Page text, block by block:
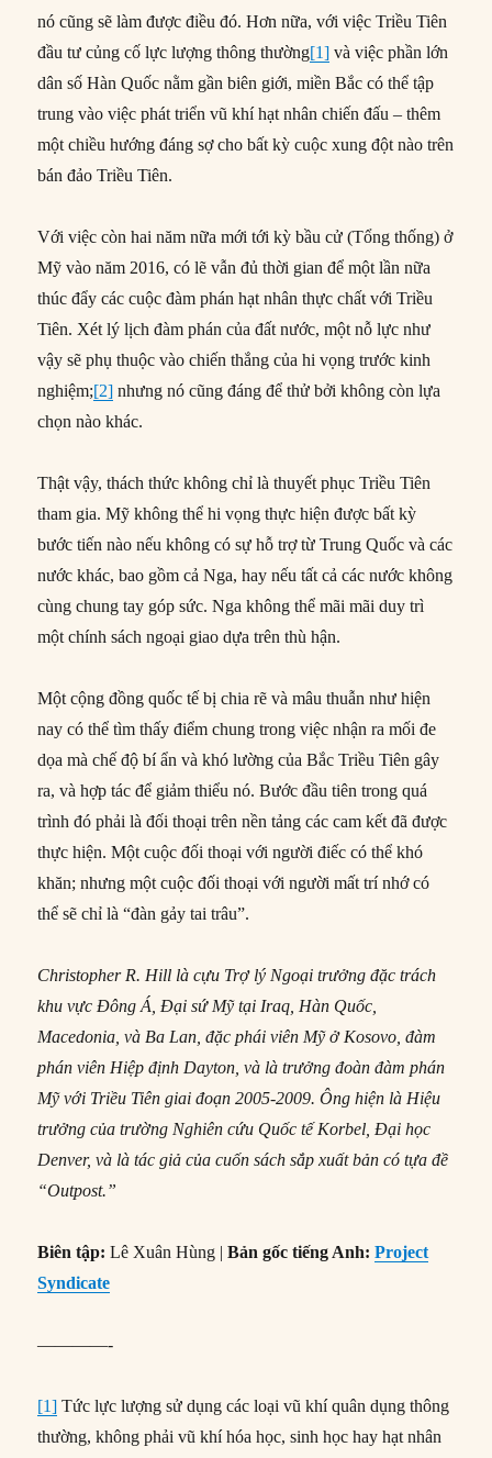
nó cũng sẽ làm được điều đó. Hơn nữa, với việc Triều Tiên
đầu tư củng cố lực lượng thông thường[1] và việc phần lớn
dân số Hàn Quốc nằm gần biên giới, miền Bắc có thể tập
trung vào việc phát triển vũ khí hạt nhân chiến đấu – thêm
một chiều hướng đáng sợ cho bất kỳ cuộc xung đột nào trên
bán đảo Triều Tiên.
Với việc còn hai năm nữa mới tới kỳ bầu cử (Tổng thống) ở
Mỹ vào năm 2016, có lẽ vẫn đủ thời gian để một lần nữa
thúc đẩy các cuộc đàm phán hạt nhân thực chất với Triều
Tiên. Xét lý lịch đàm phán của đất nước, một nỗ lực như
vậy sẽ phụ thuộc vào chiến thắng của hi vọng trước kinh
nghiệm;[2] nhưng nó cũng đáng để thử bởi không còn lựa
chọn nào khác.
Thật vậy, thách thức không chỉ là thuyết phục Triều Tiên
tham gia. Mỹ không thể hi vọng thực hiện được bất kỳ
bước tiến nào nếu không có sự hỗ trợ từ Trung Quốc và các
nước khác, bao gồm cả Nga, hay nếu tất cả các nước không
cùng chung tay góp sức. Nga không thể mãi mãi duy trì
một chính sách ngoại giao dựa trên thù hận.
Một cộng đồng quốc tế bị chia rẽ và mâu thuẫn như hiện
nay có thể tìm thấy điểm chung trong việc nhận ra mối đe
dọa mà chế độ bí ẩn và khó lường của Bắc Triều Tiên gây
ra, và hợp tác để giảm thiểu nó. Bước đầu tiên trong quá
trình đó phải là đối thoại trên nền tảng các cam kết đã được
thực hiện. Một cuộc đối thoại với người điếc có thể khó
khăn; nhưng một cuộc đối thoại với người mất trí nhớ có
thể sẽ chỉ là “đàn gảy tai trâu”.
Christopher R. Hill là cựu Trợ lý Ngoại trưởng đặc trách
khu vực Đông Á, Đại sứ Mỹ tại Iraq, Hàn Quốc,
Macedonia, và Ba Lan, đặc phái viên Mỹ ở Kosovo, đàm
phán viên Hiệp định Dayton, và là trưởng đoàn đàm phán
Mỹ với Triều Tiên giai đoạn 2005-2009. Ông hiện là Hiệu
trưởng của trường Nghiên cứu Quốc tế Korbel, Đại học
Denver, và là tác giả của cuốn sách sắp xuất bản có tựa đề
“Outpost.”
Biên tập:Lê Xuân Hùng |Bản gốc tiếng Anh:Project
Syndicate
————-
[1] Tức lực lượng sử dụng các loại vũ khí quân dụng thông
thường, không phải vũ khí hóa học, sinh học hay hạt nhân